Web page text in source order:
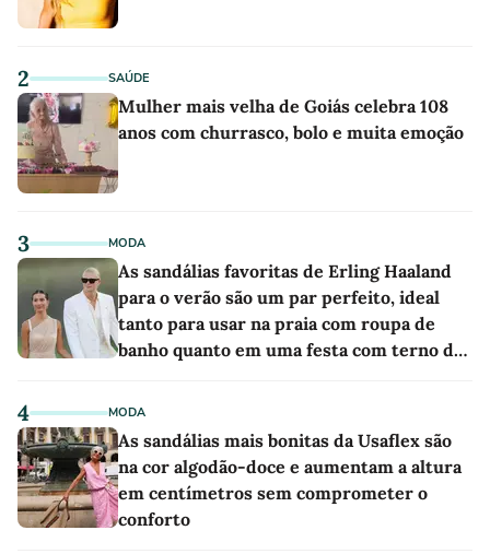
2 SAÚDE
Mulher mais velha de Goiás celebra 108
anos com churrasco, bolo e muita emoção
3 MODA
As sandálias favoritas de Erling Haaland
para o verão são um par perfeito, ideal
tanto para usar na praia com roupa de
banho quanto em uma festa com terno de
4 MODA
As sandálias mais bonitas da Usaflex são
na cor algodão-doce e aumentam a altura
em centímetros sem comprometer o
conforto